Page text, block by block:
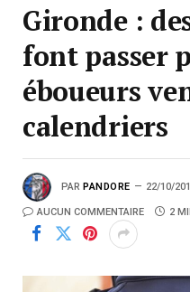
Gironde :
font passer
éboueurs
calendriers
PAR PANDORE 22/10/
AUCUN COMMENTAIRE 2